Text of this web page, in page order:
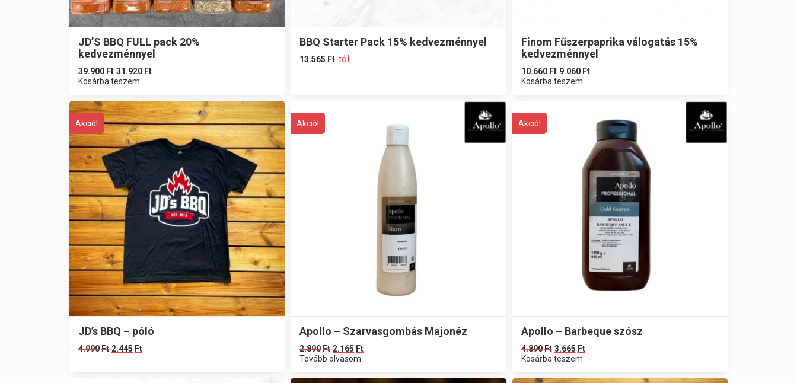
JD’S BBQ FULL pack 20%
kedvezménnyel
39.900Ft 31.920 Ft
Kosárba teszem
BBQ Starter Pack 15% kedvezménnyel
13.565 Ft-tól
Finom Fűszerpaprika válogatás 15%
kedvezménnyel
10.660Ft 9.060 Ft
Kosárba teszem
Akció!
JD’s BBQ – póló
4.990Ft 2.445 Ft
Akció!
Apollo – Szarvasgombás Majonéz
2.890Ft 2.165 Ft
Tovább olvasom
Akció!
Apollo – Barbeque szósz
4.890Ft 3.665 Ft
Kosárba teszem